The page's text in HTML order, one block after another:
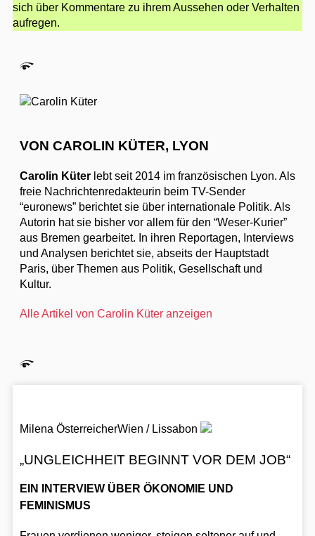
sich über Kommentare zu ihrem Aussehen oder Verhalten
aufregen.
VON CAROLIN KÜTER, LYON
Carolin Küter lebt seit 2014 im französischen Lyon. Als
freie Nachrichtenredakteurin beim TV-Sender
“euronews” berichtet sie über internationale Politik. Als
Autorin hat sie bisher vor allem für den “Weser-Kurier”
aus Bremen gearbeitet. In ihren Reportagen, Interviews
und Analysen berichtet sie, abseits der Hauptstadt
Paris, über Themen aus Politik, Gesellschaft und
Kultur.
Alle Artikel von Carolin Küter anzeigen
Milena ÖsterreicherWien / Lissabon
„UNGLEICHHEIT BEGINNT VOR DEM JOB“
EIN INTERVIEW ÜBER ÖKONOMIE UND
FEMINISMUS